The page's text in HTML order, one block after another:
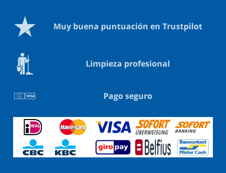
Muy buena puntuación en Trustpilot
Limpieza profesional
Pago seguro